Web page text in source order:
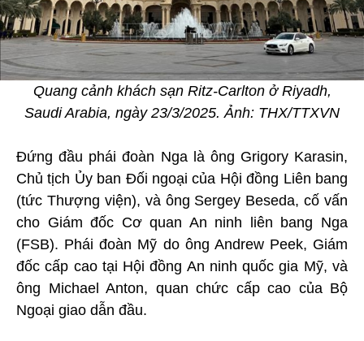
Quang cảnh khách sạn Ritz-Carlton ở Riyadh,
Saudi Arabia, ngày 23/3/2025. Ảnh: THX/TTXVN
Đứng đầu phái đoàn Nga là ông Grigory Karasin,
Chủ tịch Ủy ban Đối ngoại của Hội đồng Liên bang
(tức Thượng viện), và ông Sergey Beseda, cố vấn
cho Giám đốc Cơ quan An ninh liên bang Nga
(FSB). Phái đoàn Mỹ do ông Andrew Peek, Giám
đốc cấp cao tại Hội đồng An ninh quốc gia Mỹ, và
ông Michael Anton, quan chức cấp cao của Bộ
Ngoại giao dẫn đầu.